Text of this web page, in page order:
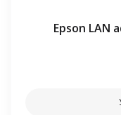
Epson LAN